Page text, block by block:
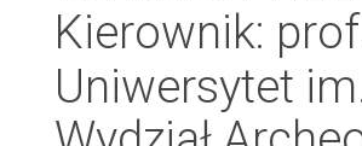
Kierownik:
Uniwersytet